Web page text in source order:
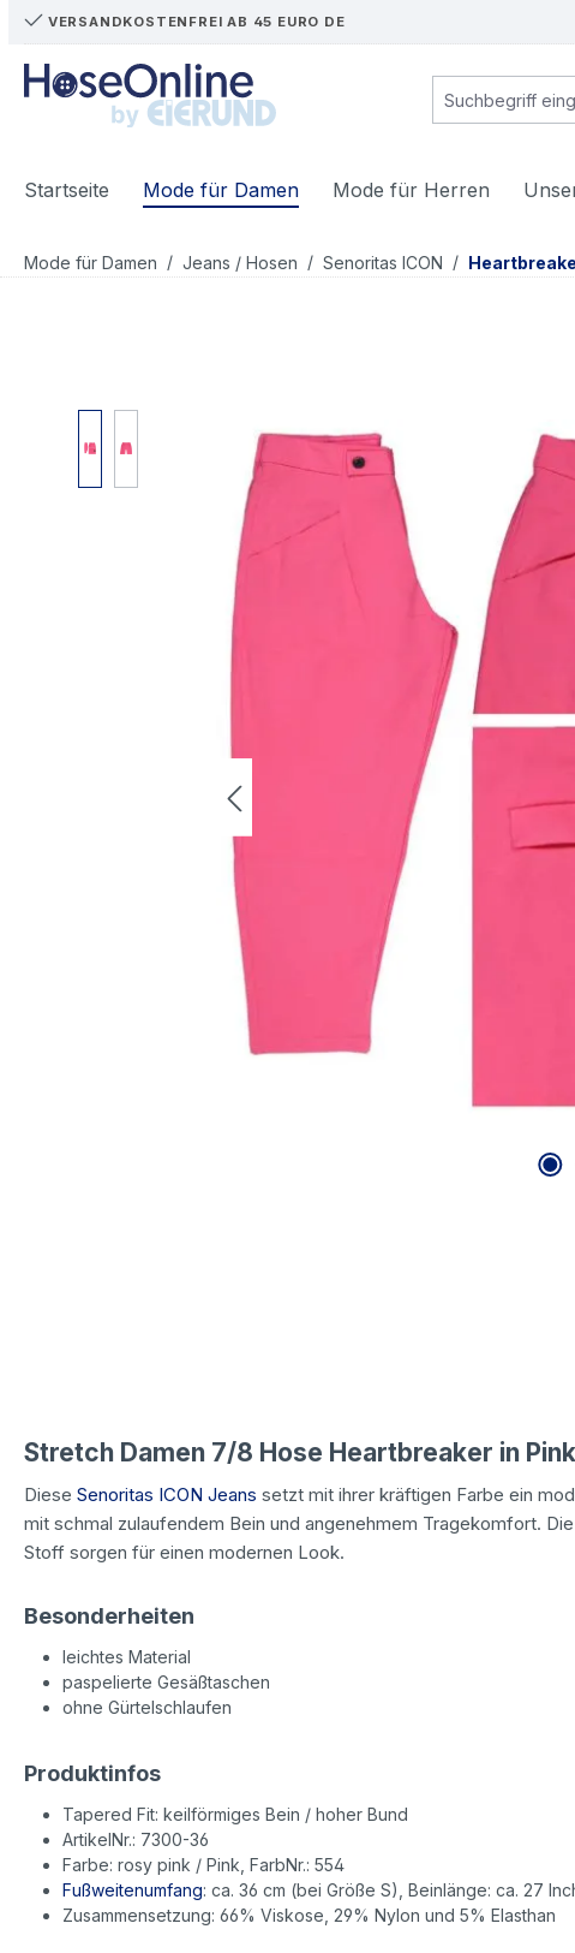
Hauptinhalt springen
Zur Suche springen
Zur Hauptnavigation springen
VERSANDKOSTENFREI AB 45 EURO DE
Startseite Mode für Damen Mode für Herren
Mode für Damen / Jeans / Hosen / Senoritas ICON /
Stretch Damen 7/8 Hose Heartbreaker in Pink
Diese Senoritas ICON Jeans setzt mit ihrer kräftigen Farbe ein
mit schmal zulaufendem Bein und angenehmem Tragekomfort.
Stoff sorgen für einen modernen Look.
Besonderheiten
leichtes Material
paspelierte Gesäßtaschen
ohne Gürtelschlaufen
Produktinfos
Tapered Fit: keilförmiges Bein / hoher Bund
ArtikelNr.: 7300-36
Farbe: rosy pink / Pink, FarbNr.: 554
Fußweitenumfang: ca. 36 cm (bei Größe S), Beinlänge: ca. 27
Zusammensetzung: 66% Viskose, 29% Nylon und 5% Elasthan